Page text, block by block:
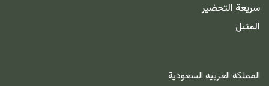
سريعة التحضير
المتبل
المملكه العربيه السعودية